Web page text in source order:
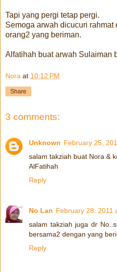
Tapi yang pergi tetap pergi.
Semoga arwah dicucuri
orang2 yang beriman.
Alfatihah buat arwah Sulaiman
Nora at 10:12 PM
Share
3 comments:
Unknown February 25,
salam takziah buat Nora &
AlFatihah
Reply
No Lan February 28, 2011
salam takziah juga dr
bersama2 dengan yang
Reply